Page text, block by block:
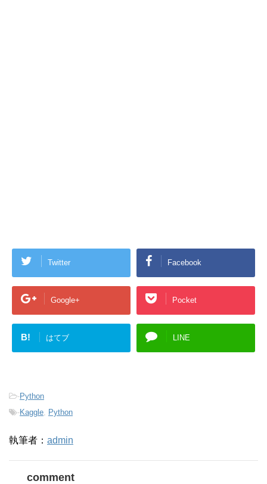
Twitter Facebook
Google+ Pocket
B! はてブ LINE
-Python
-Kaggle Python
執筆者： admin
comment